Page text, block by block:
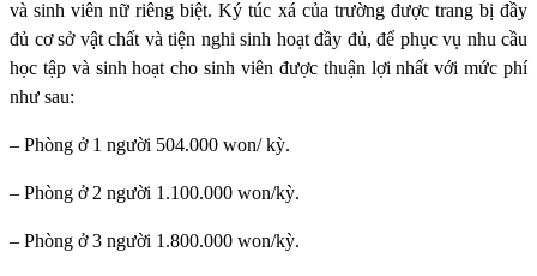
và sinh viên nữ riêng biệt. Ký túc xá của trường được trang bị đầy
đủ cơ sở vật chất và tiện nghi sinh hoạt đầy đủ, để phục vụ nhu cầu
học tập và sinh hoạt cho sinh viên được thuận lợi nhất với mức phí
như sau:
– Phòng ở 1 người 504.000 won/ kỳ.
– Phòng ở 2 người 1.100.000 won/kỳ.
– Phòng ở 3 người 1.800.000 won/kỳ.